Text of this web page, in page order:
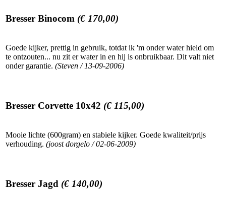
Bresser Binocom (€ 170,00)
Goede kijker, prettig in gebruik, totdat ik 'm onder water hield om
te ontzouten... nu zit er water in en hij is onbruikbaar. Dit valt niet
onder garantie. (Steven / 13-09-2006)
Bresser Corvette 10x42 (€ 115,00)
Mooie lichte (600gram) en stabiele kijker. Goede kwaliteit/prijs
verhouding. (joost dorgelo / 02-06-2009)
Bresser Jagd (€ 140,00)